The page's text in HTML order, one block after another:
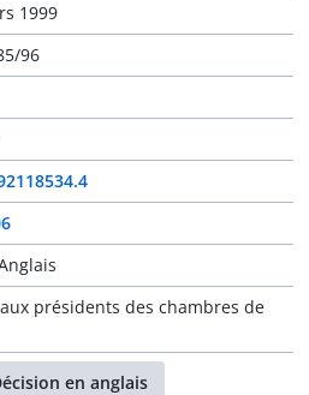
1999
96
présidents des chambres de
en anglais